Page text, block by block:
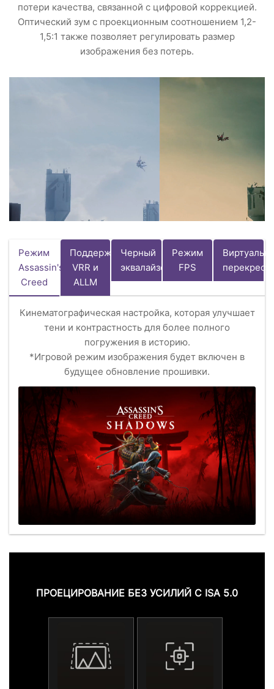
потери качества, связанной с цифровой коррекцией.
Оптический зум с проекционным соотношением 1,2-
1,5:1 также позволяет регулировать размер
изображения без потерь.
Режим
Assassin's
Creed
Поддержка
VRR и
ALLM
Черный
эквалайзер
Режим
FPS
Кинематографическая настройка, которая улучшает
тени и контрастность для более полного
погружения в историю.
*Игровой режим изображения будет включен в
будущее обновление прошивки.
ПРОЕЦИРОВАНИЕ БЕЗ УСИЛИЙ С ISA 5.0